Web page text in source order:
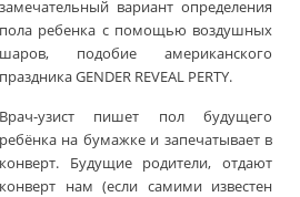
замечательный вариант определения
пола ребенка с помощью воздушных
шаров, подобие американского
праздника GENDER REVEAL PERTY.
Врач-узист пишет пол будущего
ребёнка на бумажке и запечатывает в
конверт. Будущие родители, отдают
конверт нам (если самими известен